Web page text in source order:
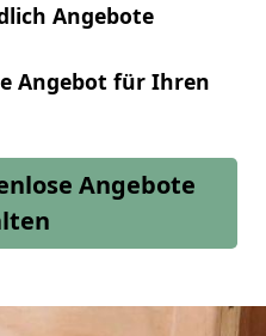
Angebote
Angebot für Ihren
Angebote